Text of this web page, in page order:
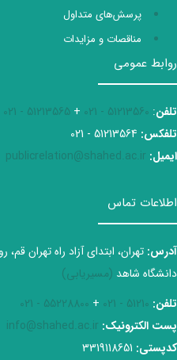
پرسش‌های متداول
مناقصات و مزایدات
روابط عمومی
تلفن:
51213560 - 021
+
51213565 - 021
تلفکس:
ایمیل: publicrelation@shahed.ac.ir
اطلاعات تماس
آدرس: تهران، ابتدای آزاد راه تهران
دانشگاه شاهد (مسیریابی)
تلفن: 51210 - 021
+
55228800 - 021
پست الکترونیک: info@shahed.ac.ir
کدپستی: